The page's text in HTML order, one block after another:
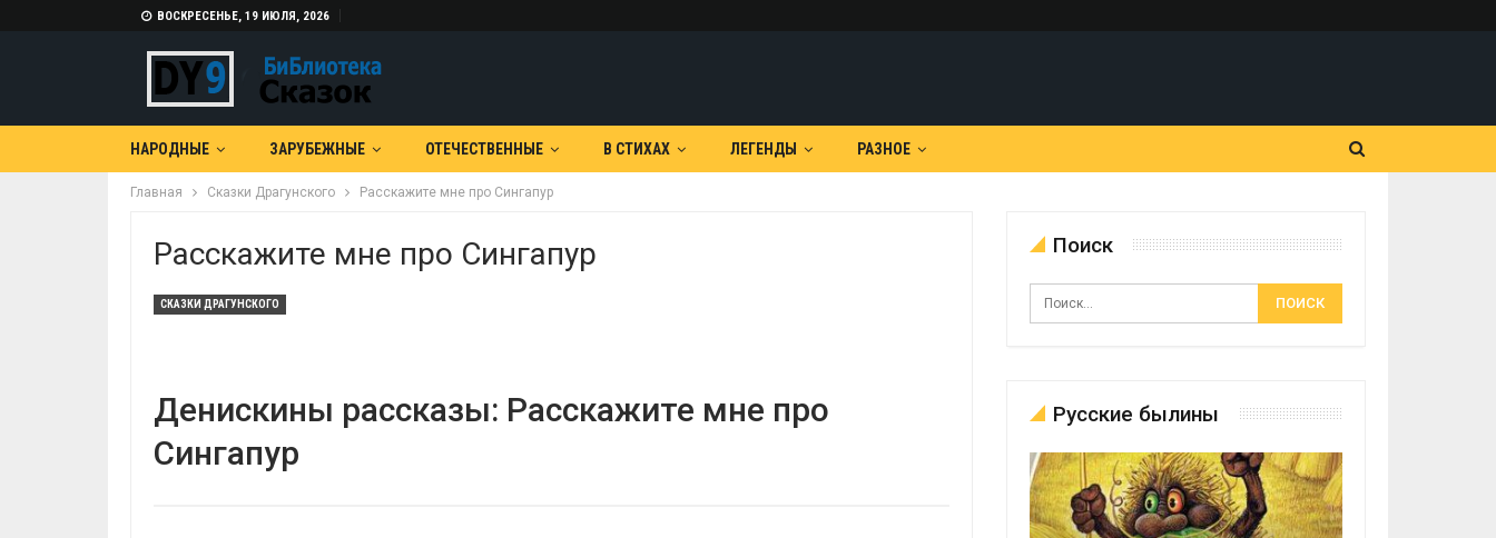
ВОСКРЕСЕНЬЕ, 19 ИЮЛЯ, 2026
НАРОДНЫЕ ЗАРУБЕЖНЫЕ ОТЕЧЕСТВЕННЫЕ В СТИХАХ ЛЕГЕНДЫ РАЗНОЕ
Главная Сказки Драгунского Расскажите мне про Сингапур
Расскажите мне про Сингапур
СКАЗКИ ДРАГУНСКОГО
Денискины рассказы: Расскажите мне про
Сингапур
Поиск
Русские былины